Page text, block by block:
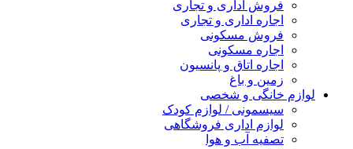
فروش اداری و تجاری
اجاره اداری و تجاری
فروش مسکونی
اجاره مسکونی
اجاره اتاق و پانسیون
زمین و باغ
لوازم خانگی و شخصی
سیسمونی / لوازم کودک
لوازم اداری فروشگاهی
تصفیه آب و هوا